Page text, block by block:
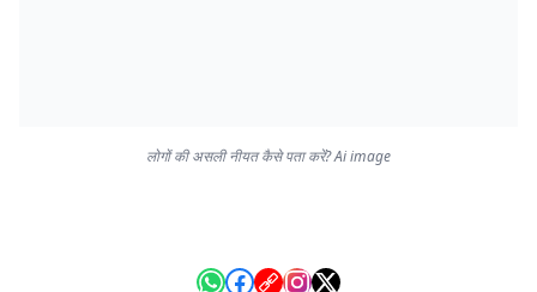
लोगों की असली नीयत कैसे पता करें? Ai image